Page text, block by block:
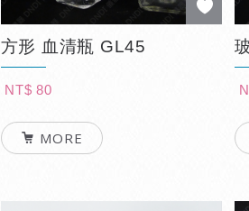
方形 血清瓶 GL45
NT$ 80
MORE